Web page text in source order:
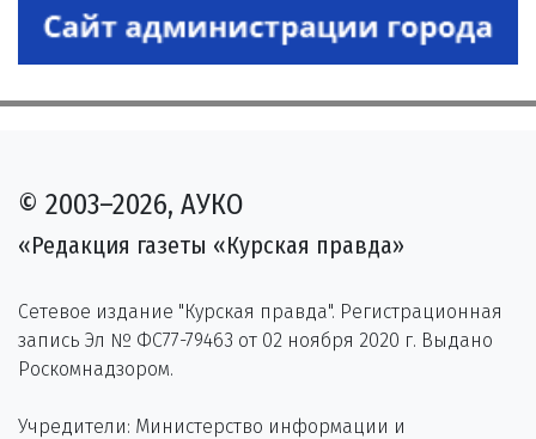
© 2003–2026, АУКО
«Редакция газеты «Курская правда»
Сетевое издание "Курская правда". Регистрационная
запись Эл № ФС77-79463 от 02 ноября 2020 г. Выдано
Роскомнадзором.
Учредители: Министерство информации и